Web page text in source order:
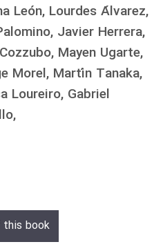
León, Lourdes Álvarez,
Javier Herrera,
Mayen Ugarte,
Morel, Martín Tanaka,
Loureiro, Gabriel
book